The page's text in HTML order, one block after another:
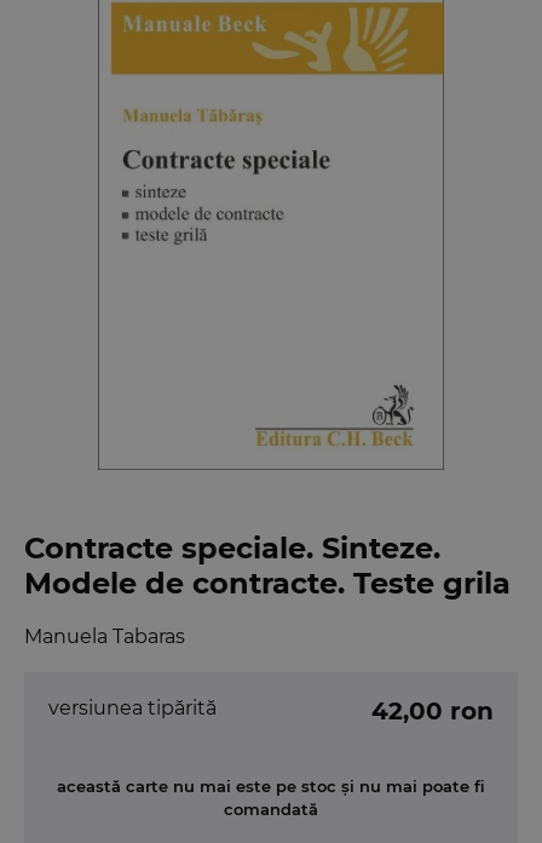
Contracte speciale. Sinteze.
Modele de contracte. Teste grila
Manuela Tabaras
versiunea tipărită 42,00 ron
această carte nu mai este pe stoc și nu mai poate fi
comandată